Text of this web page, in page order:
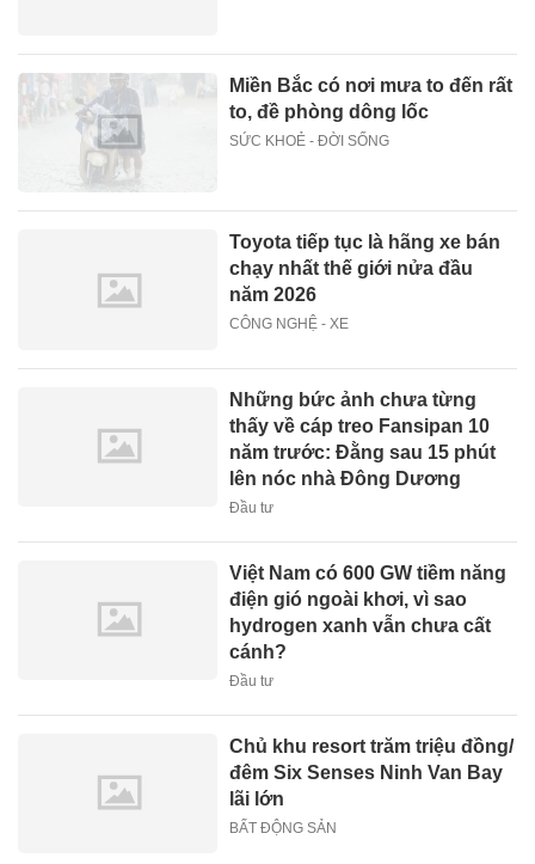
Miền Bắc có nơi mưa to đến rất
to, đề phòng dông lốc
SỨC KHOẺ - ĐỜI SỐNG
Toyota tiếp tục là hãng xe bán
chạy nhất thế giới nửa đầu
năm 2026
CÔNG NGHỆ - XE
Những bức ảnh chưa từng
thấy về cáp treo Fansipan 10
năm trước: Đằng sau 15 phút
lên nóc nhà Đông Dương
Đầu tư
Việt Nam có 600 GW tiềm năng
điện gió ngoài khơi, vì sao
hydrogen xanh vẫn chưa cất
cánh?
Đầu tư
Chủ khu resort trăm triệu đồng/
đêm Six Senses Ninh Van Bay
lãi lớn
BẤT ĐỘNG SẢN